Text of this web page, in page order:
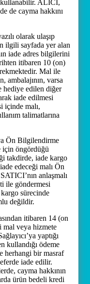
kullanabilir. ALICI,
de cayma hakkını
olarak ulaşıp
ilgili sayfada yer alan
iade adres bilgilerini
itibaren 10 (on)
Mal ile
ambalajının, varsa
hediye edilen diğer
iade edilmesi
içinde malı,
talimatlarına
Ön Bilgilendirme
için öngördüğü
takdirde, iade kargo
edeceği malı Ön
anlaşmalı
ile göndermesi
sürecinde
değildir.
itibaren 14 (on
veya hizmete
yaptığı
kullandığı ödeme
herhangi bir masraf
iade edilir.
cayma hakkının
ürün bedeli kredi